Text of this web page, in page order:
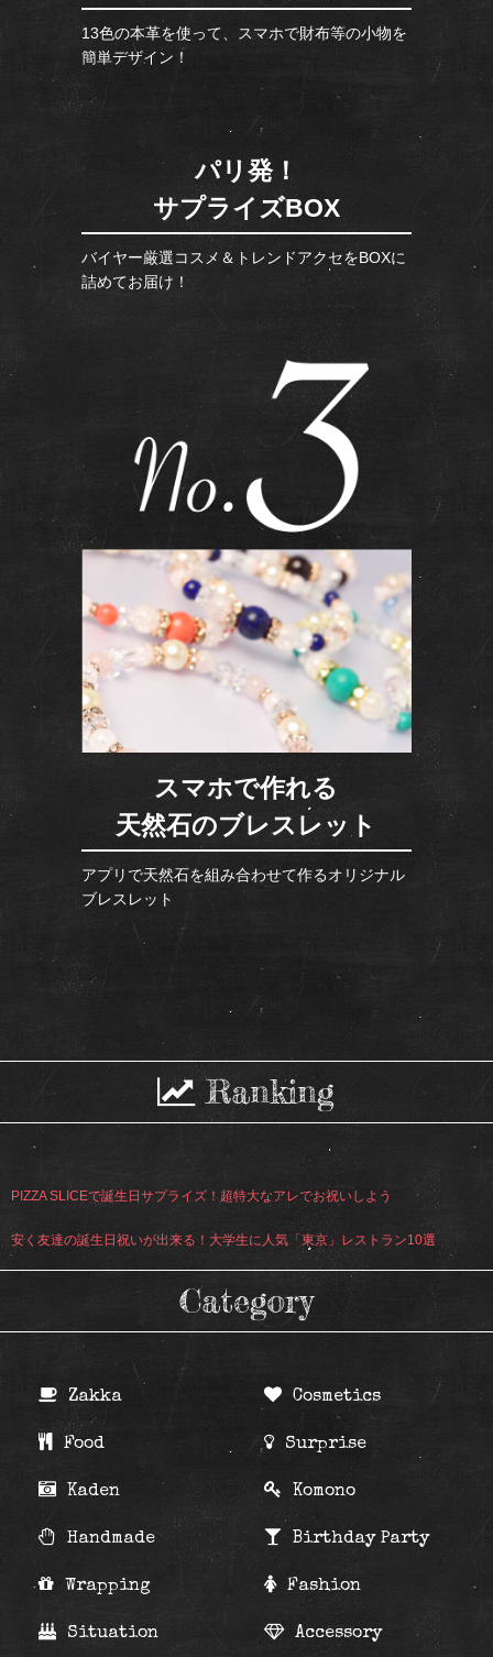
13色の本革を使って、スマホで財布等の小物を
簡単デザイン！
パリ発！
サプライズBOX
バイヤー厳選コスメ＆トレンドアクセをBOXに
詰めてお届け！
スマホで作れる
天然石のブレスレット
アプリで天然石を組み合わせて作るオリジナル
ブレスレット
Ranking
PIZZA SLICEで誕生日サプライズ！超特大なアレでお祝いしよう
安く友達の誕生日祝いが出来る！大学生に人気「東京」レストラン10選
Category
Cosmetics
Surprise
Komono
Birthday Party
Fashion
Accessory
Zakka
Food
Kaden
Handmade
Wrapping
Situation